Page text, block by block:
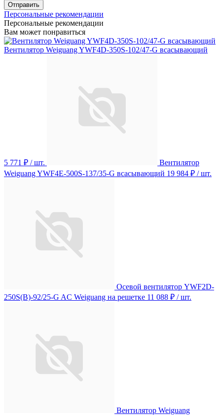
Отправить
Персональные рекомендации
Персональные рекомендации
Вам может понравиться
Вентилятор Weiguang YWF4D-350S-102/47-G всасывающий
5 771 ₽ / шт.
Вентилятор
Weiguang YWF4E-500S-137/35-G всасывающий 19 984 ₽ / шт.
Осевой вентилятор YWF2D-
250S(B)-92/25-G AC Weiguang на решетке 11 088 ₽ / шт.
Вентилятор Weiguang